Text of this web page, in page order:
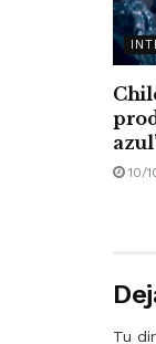
10/
Tu